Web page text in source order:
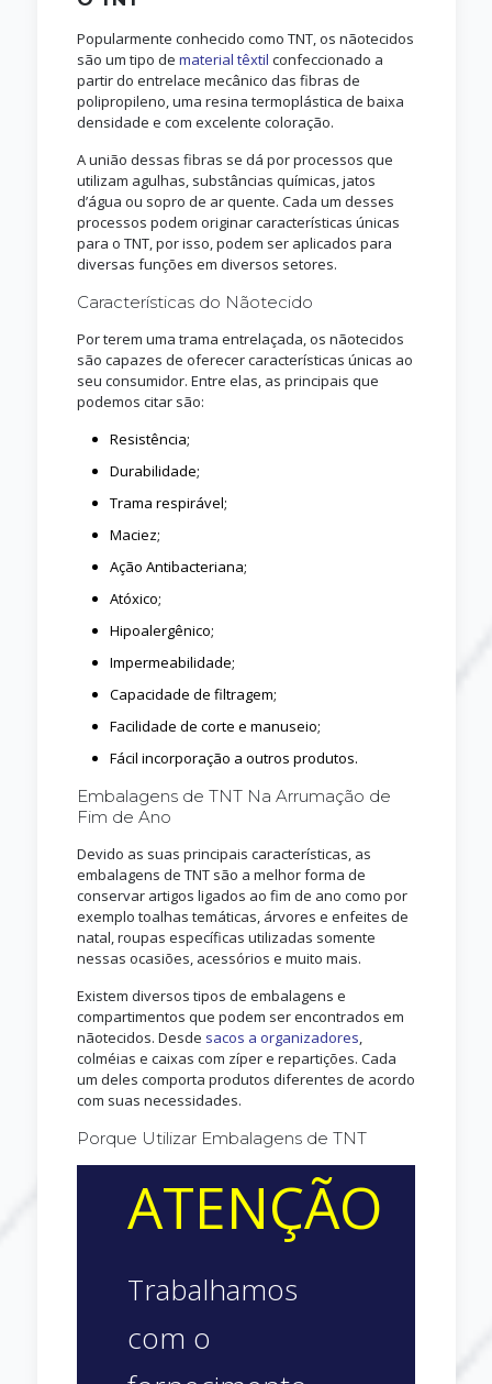
Popularmente conhecido como TNT, os nãotecidos
são um tipo de material têxtil confeccionado a
partir do entrelace mecânico das fibras de
polipropileno, uma resina termoplástica de baixa
densidade e com excelente coloração.
A união dessas fibras se dá por processos que
utilizam agulhas, substâncias químicas, jatos
d’água ou sopro de ar quente. Cada um desses
processos podem originar características únicas
para o TNT, por isso, podem ser aplicados para
diversas funções em diversos setores.
Características do Nãotecido
Por terem uma trama entrelaçada, os nãotecidos
são capazes de oferecer características únicas ao
seu consumidor. Entre elas, as principais que
podemos citar são:
Resistência;
Durabilidade;
Trama respirável;
Maciez;
Ação Antibacteriana;
Atóxico;
Hipoalergênico;
Impermeabilidade;
Capacidade de filtragem;
Facilidade de corte e manuseio;
Fácil incorporação a outros produtos.
Embalagens de TNT Na Arrumação de
Fim de Ano
Devido as suas principais características, as
embalagens de TNT são a melhor forma de
conservar artigos ligados ao fim de ano como por
exemplo toalhas temáticas, árvores e enfeites de
natal, roupas específicas utilizadas somente
nessas ocasiões, acessórios e muito mais.
Existem diversos tipos de embalagens e
compartimentos que podem ser encontrados em
nãotecidos. Desde sacos a organizadores,
colméias e caixas com zíper e repartições. Cada
um deles comporta produtos diferentes de acordo
com suas necessidades.
Porque Utilizar Embalagens de TNT
ATENÇÃO
Trabalhamos
com o